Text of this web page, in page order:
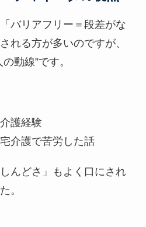
バリアフリー＝段差がな
れる方が多いのですが、
動線”です。
護経験
介護で苦労した話
んどさ」もよく口にされ
。